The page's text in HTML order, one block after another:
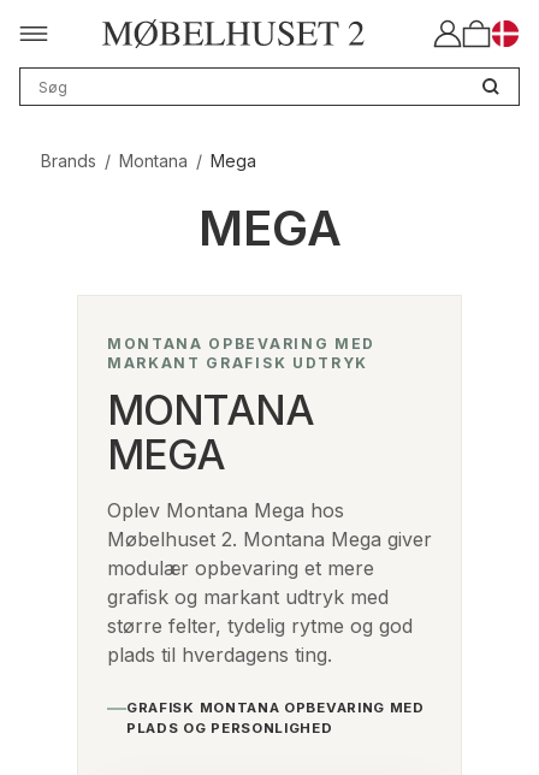
Brands / Montana / Mega
MEGA
MONTANA OPBEVARING MED
MARKANT GRAFISK UDTRYK
MONTANA
MEGA
Oplev Montana Mega hos
Møbelhuset 2. Montana Mega giver
modulær opbevaring et mere
grafisk og markant udtryk med
større felter, tydelig rytme og god
plads til hverdagens ting.
GRAFISK MONTANA OPBEVARING MED
PLADS OG PERSONLIGHED